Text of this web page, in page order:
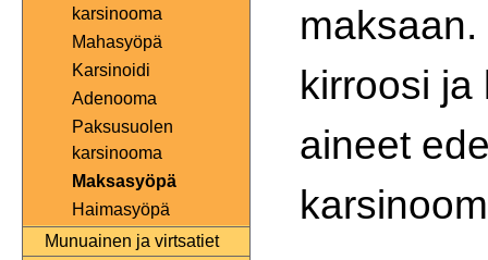
karsinooma
Mahasyöpä
Karsinoidi
Adenooma
Paksusuolen
karsinooma
Maksasyöpä
Haimasyöpä
Munuainen ja virtsatiet
kirroosi ja
aineet